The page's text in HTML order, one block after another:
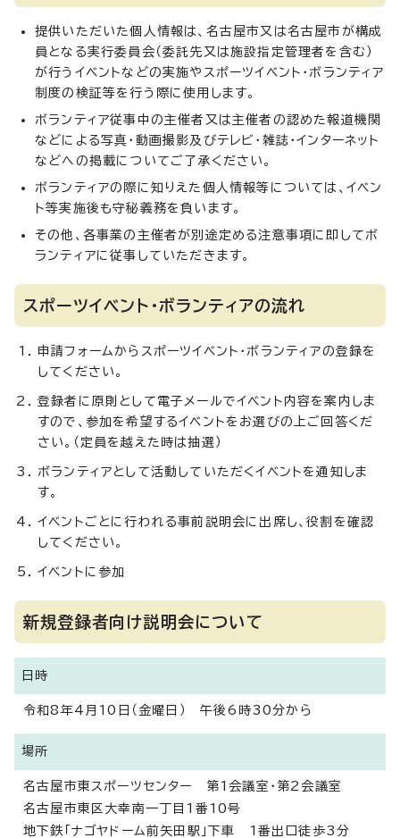
提供いただいた個人情報は、名古屋市又は名古屋市が構成
員となる実行委員会（委託先又は施設指定管理者を含む）
が行うイベントなどの実施やスポーツイベント・ボランティア
制度の検証等を行う際に使用します。
ボランティア従事中の主催者又は主催者の認めた報道機関
などによる写真・動画撮影及びテレビ・雑誌・インターネット
などへの掲載についてご了承ください。
ボランティアの際に知りえた個人情報等については、イベン
ト等実施後も守秘義務を負います。
その他、各事業の主催者が別途定める注意事項に即してボ
ランティアに従事していただきます。
スポーツイベント・ボランティアの流れ
申請フォームからスポーツイベント・ボランティアの登録を
してください。
登録者に原則として電子メールでイベント内容を案内しま
すので、参加を希望するイベントをお選びの上ご回答くだ
さい。（定員を越えた時は抽選）
ボランティアとして活動していただくイベントを通知しま
す。
イベントごとに行われる事前説明会に出席し、役割を確認
してください。
イベントに参加
新規登録者向け説明会について
日時
令和8年4月10日（金曜日） 午後6時30分から
場所
名古屋市東スポーツセンター 第1会議室・第2会議室
名古屋市東区大幸南一丁目1番10号
地下鉄「ナゴヤドーム前矢田駅」下車 1番出口徒歩3分